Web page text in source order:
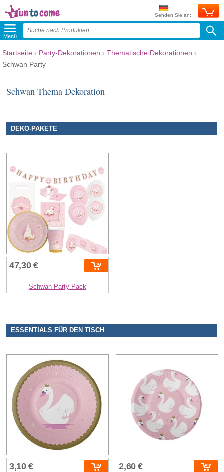
Senden Sie an:
Menü
Startseite › Party-Dekorationen › Thematische Dekorationen ›
Schwan Party
Schwan Thema Dekoration
DEKO-PAKETE
47,30 €
Schwan Party Pack
ESSENTIALS FÜR DEN TISCH
3,10 € 2,60 €